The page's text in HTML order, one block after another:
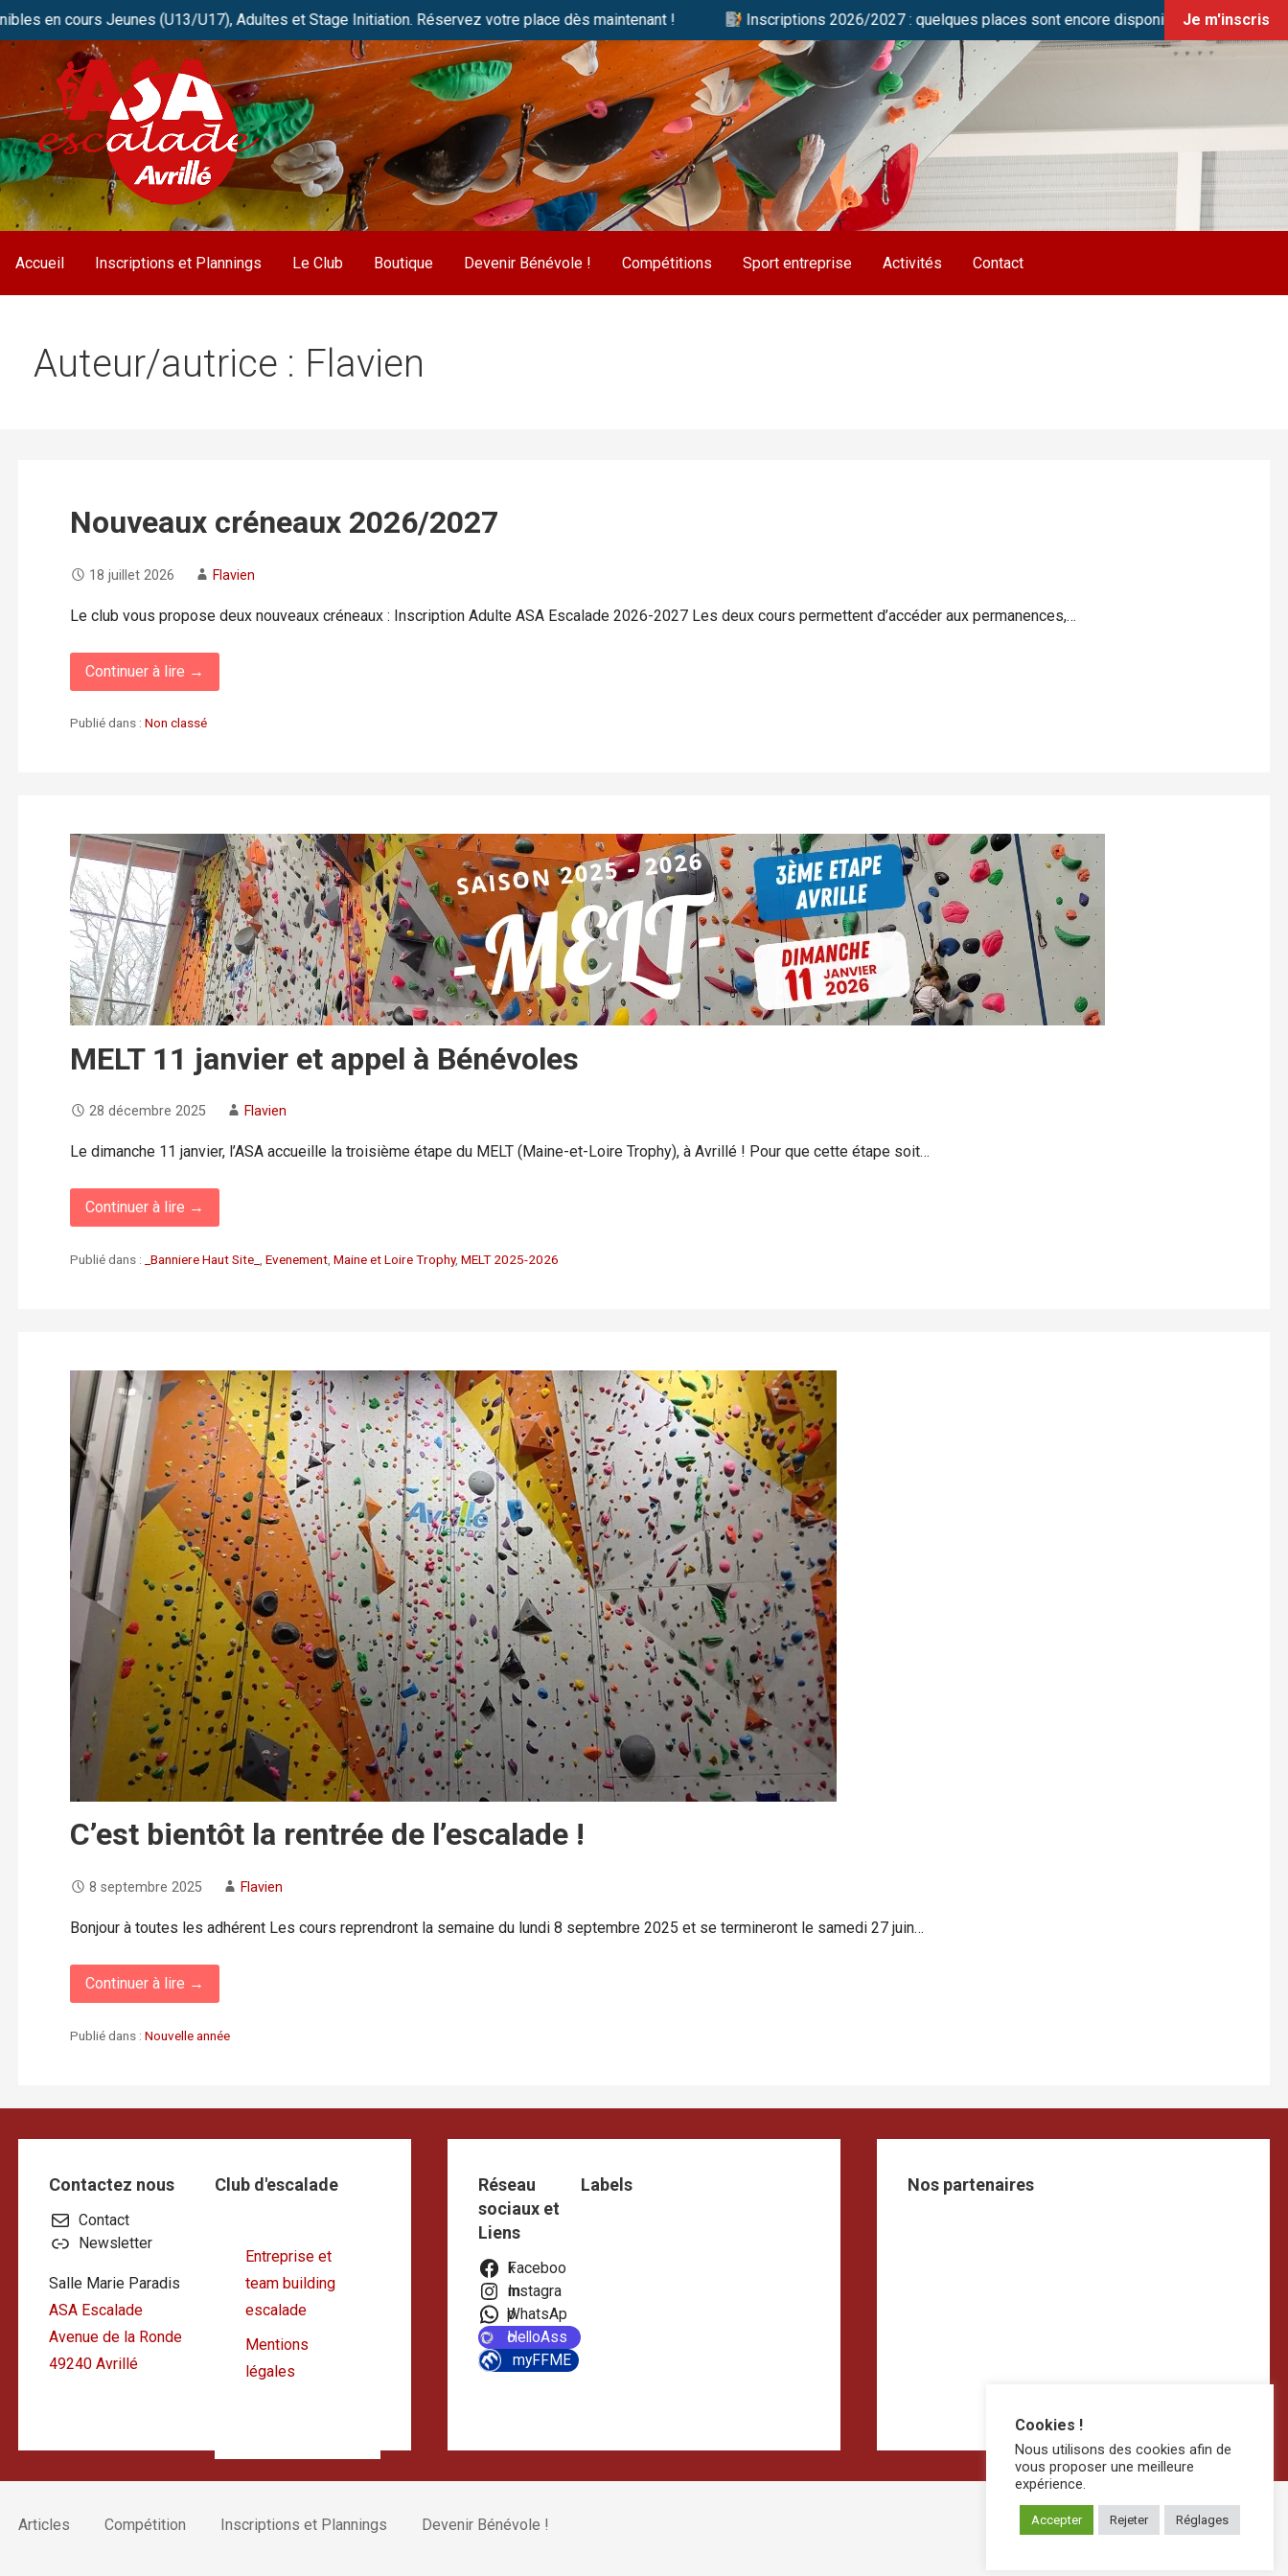
Jeunes (U13/U17), Adultes et Stage Initiation. Réservez votre place dès maintenant ! Inscriptions 2026/2027 : quelques places sont encore disponibles en cours Jeunes
Je m'inscris
Passer
contenu
Club de grimpe FFME d’Avrillé / Angers
Accueil
Inscriptions et Plannings Le Club Boutique Devenir Bénévole ! Compétitions Sport entreprise Activités Contact
Auteur/autrice : Flavien
Nouveaux créneaux 2026/2027
18 juillet 2026 Flavien
Le club vous propose deux nouveaux créneaux : Inscription Adulte ASA Escalade 2026-2027 Les deux cours permettent d’accéder aux permanences,…
Continuer à lire →
Publié dans : Non classé
MELT 11 janvier et appel à Bénévoles
28 décembre 2025 Flavien
Le dimanche 11 janvier, l’ASA accueille la troisième étape du MELT (Maine-et-Loire Trophy), à Avrillé ! Pour que cette étape soit…
Continuer à lire →
Publié dans : _Banniere Haut Site_ Evenement, Maine et Loire Trophy, MELT 2025-2026
C’est bientôt la rentrée de l’escalade !
8 septembre 2025 Flavien
Bonjour à toutes les adhérent Les cours reprendront la semaine du lundi 8 septembre 2025 et se termineront le samedi 27 juin…
Continuer à lire →
Publié dans : Nouvelle année
Contactez nous
Contact
Newsletter
Salle Marie Paradis
ASA Escalade
Avenue de la Ronde
49240 Avrillé
Club d'escalade
Entreprise et
team building
escalade
Mentions
légales
Réseau
sociaux et
Liens
Facebook
Instagram
WhatsApp
HelloAsso
myFFME
Labels Nos partenaires
Articles Compétition Inscriptions et Plannings Devenir Bénévole !
Cookies !
Nous utilisons des cookies afin de
vous proposer une meilleure
expérience.
Accepter Rejeter Réglages